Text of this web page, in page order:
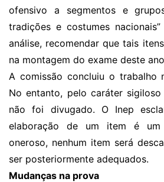
ofensivo a segmentos e
tradições e costumes
análise, recomendar que tais
na montagem do exame deste
A comissão concluiu o trabalho
No entanto, pelo caráter
não foi divugado. O Inep
elaboração de um item é
oneroso, nenhum item será
ser posteriormente adequados.
Mudanças na prova